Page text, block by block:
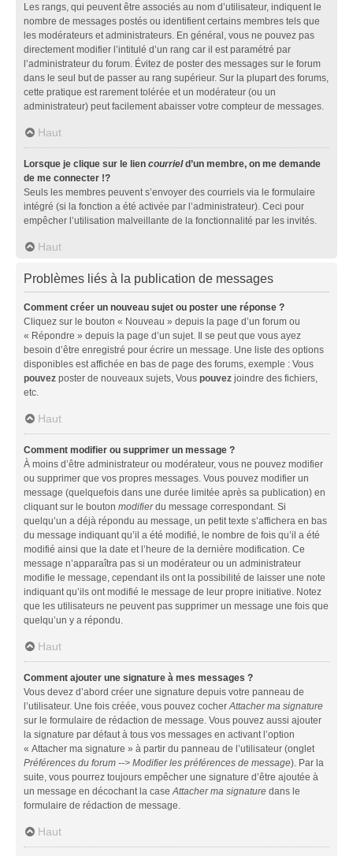
Les rangs, qui peuvent être associés au nom d’utilisateur, indiquent le
nombre de messages postés ou identifient certains membres tels que
les modérateurs et administrateurs. En général, vous ne pouvez pas
directement modifier l’intitulé d’un rang car il est paramétré par
l’administrateur du forum. Évitez de poster des messages sur le forum
dans le seul but de passer au rang supérieur. Sur la plupart des forums,
cette pratique est rarement tolérée et un modérateur (ou un
administrateur) peut facilement abaisser votre compteur de messages.
Haut
Lorsque je clique sur le lien courrield’un membre, on me demande
de me connecter !?
Seuls les membres peuvent s’envoyer des courriels via le formulaire
intégré (si la fonction a été activée par l’administrateur). Ceci pour
empêcher l’utilisation malveillante de la fonctionnalité par les invités.
Haut
Problèmes liés à la publication de messages
Comment créer un nouveau sujet ou poster une réponse ?
Cliquez sur le bouton « Nouveau » depuis la page d’un forum ou
« Répondre » depuis la page d’un sujet. Il se peut que vous ayez
besoin d’être enregistré pour écrire un message. Une liste des options
disponibles est affichée en bas de page des forums, exemple : Vous
pouvez poster de nouveaux sujets, Vous pouvez joindre des fichiers,
etc.
Haut
Comment modifier ou supprimer un message ?
À moins d’être administrateur ou modérateur, vous ne pouvez modifier
ou supprimer que vos propres messages. Vous pouvez modifier un
message (quelquefois dans une durée limitée après sa publication) en
cliquant sur le bouton modifierdu message correspondant. Si
quelqu’un a déjà répondu au message, un petit texte s’affichera en bas
du message indiquant qu’il a été modifié, le nombre de fois qu’il a été
modifié ainsi que la date et l’heure de la dernière modification. Ce
message n’apparaîtra pas si un modérateur ou un administrateur
modifie le message, cependant ils ont la possibilité de laisser une note
indiquant qu’ils ont modifié le message de leur propre initiative. Notez
que les utilisateurs ne peuvent pas supprimer un message une fois que
quelqu’un y a répondu.
Haut
Comment ajouter une signature à mes messages ?
Vous devez d’abord créer une signature depuis votre panneau de
l’utilisateur. Une fois créée, vous pouvez cocherAttacher ma signature
sur le formulaire de rédaction de message. Vous pouvez aussi ajouter
la signature par défaut à tous vos messages en activant l’option
« Attacher ma signature » à partir du panneau de l’utilisateur (onglet
Préférences du forum --> Modifier les préférences de message). Par la
suite, vous pourrez toujours empêcher une signature d’être ajoutée à
un message en décochant la caseAttacher ma signature dans le
formulaire de rédaction de message.
Haut